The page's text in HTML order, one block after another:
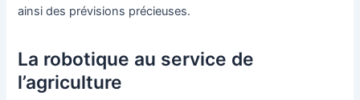
ainsi des prévisions précieuses.
La robotique au service de
l’agriculture